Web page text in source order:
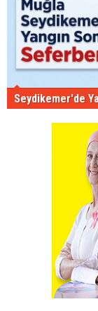
Seydikemer'de